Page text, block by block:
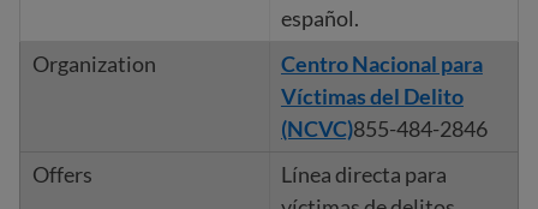
español.
Centro Nacional para
Víctimas del Delito
(NCVC)855-484-2846
Línea directa para